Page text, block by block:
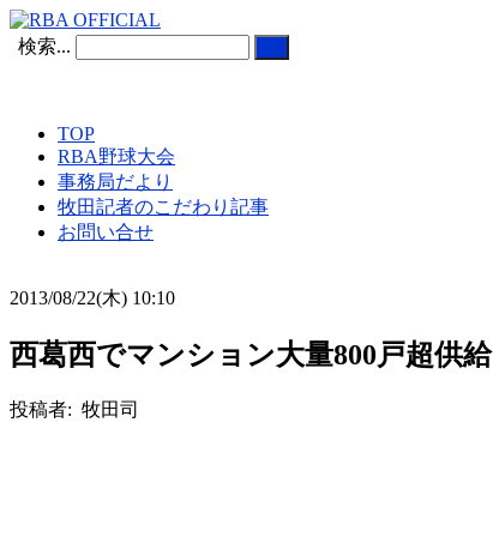
検索...
TOP
RBA野球大会
事務局だより
牧田記者のこだわり記事
お問い合せ
2013/08/22(木) 10:10
西葛西でマンション大量800戸超供給
投稿者: 牧田司